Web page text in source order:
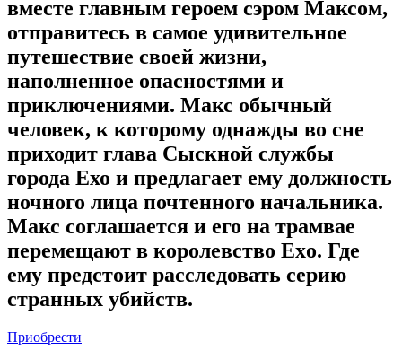
вместе главным героем сэром Максом,
отправитесь в самое удивительное
путешествие своей жизни,
наполненное опасностями и
приключениями. Макс обычный
человек, к которому однажды во сне
приходит глава Сыскной службы
города Ехо и предлагает ему должность
ночного лица почтенного начальника.
Макс соглашается и его на трамвае
перемещают в королевство Exo. Где
ему предстоит расследовать серию
странных убийств.
Приобрести